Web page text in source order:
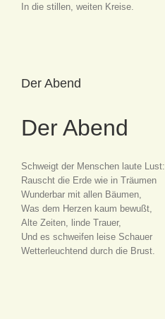
In die stillen, weiten Kreise.
Der Abend
Der Abend
Schweigt der Menschen laute Lust:
Rauscht die Erde wie in Träumen
Wunderbar mit allen Bäumen,
Was dem Herzen kaum bewußt,
Alte Zeiten, linde Trauer,
Und es schweifen leise Schauer
Wetterleuchtend durch die Brust.